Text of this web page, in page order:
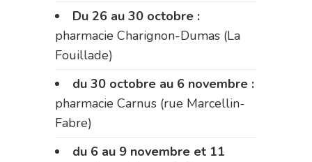
Du 26 au 30 octobre :
pharmacie Charignon-Dumas (La
Fouillade)
du 30 octobre au 6 novembre :
pharmacie Carnus (rue Marcellin-
Fabre)
du 6 au 9 novembre et 11